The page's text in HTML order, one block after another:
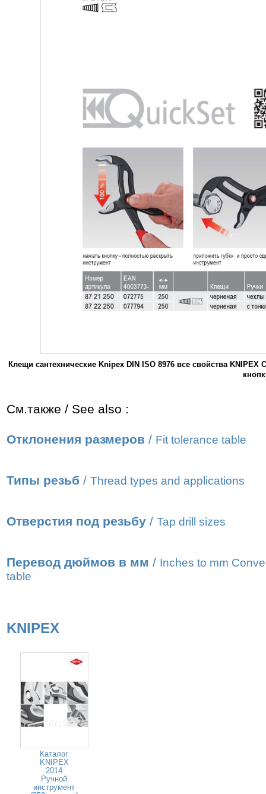
Клещи сантехнические Knipex DIN ISO 8976 все свойства
См.также / See also :
Отклонения размеров / Fit tolerance table
Типы резьб / Thread types and applications
Отверстия под резьбу / Tap drill sizes
Перевод дюймов в мм / Inches to mm
table
KNIPEX
Каталог
KNIPEX
2014
Ручной
инструмент